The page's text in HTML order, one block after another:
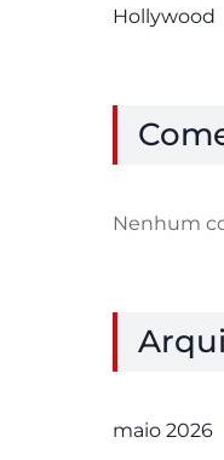
Hollywood
Nenhum
maio 2026